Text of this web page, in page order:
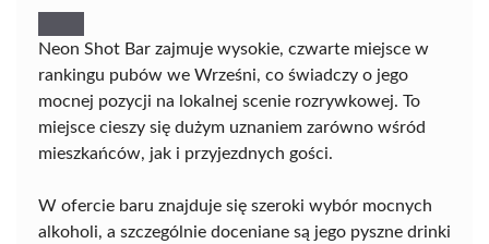
Neon Shot Bar zajmuje wysokie, czwarte miejsce w
rankingu pubów we Wrześni, co świadczy o jego
mocnej pozycji na lokalnej scenie rozrywkowej. To
miejsce cieszy się dużym uznaniem zarówno wśród
mieszkańców, jak i przyjezdnych gości.
W ofercie baru znajduje się szeroki wybór mocnych
alkoholi, a szczególnie doceniane są jego pyszne drinki